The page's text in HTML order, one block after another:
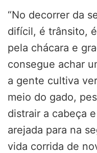
“No decorrer da
difícil, é trânsito,
pela chácara e
consegue achar
a gente cultiva
meio do gado,
distrair a cabeça
arejada para na
vida corrida de